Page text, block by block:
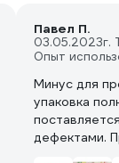
Павел П.
03.05.2023г.
Опыт
Минус для
упаковка
дефектами.